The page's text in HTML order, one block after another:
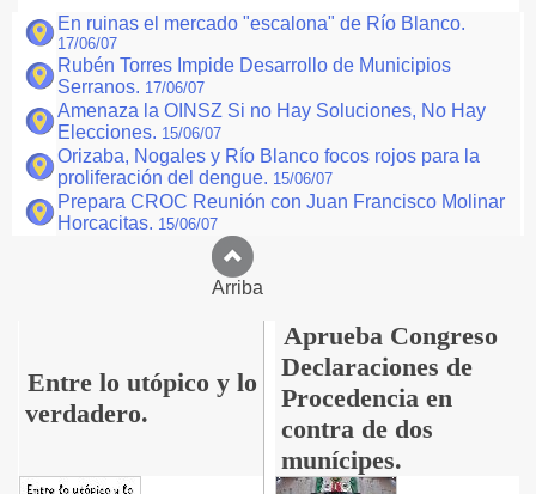
En ruinas el mercado "escalona" de Río Blanco.
17/06/07
Rubén Torres Impide Desarrollo de Municipios
Serranos. 17/06/07
Amenaza la OINSZ Si no Hay Soluciones, No Hay
Elecciones. 15/06/07
Orizaba, Nogales y Río Blanco focos rojos para la
proliferación del dengue. 15/06/07
Prepara CROC Reunión con Juan Francisco Molinar
Horcacitas. 15/06/07
Arriba
Entre lo utópico y lo
verdadero.
Aprueba Congreso
Declaraciones de
Procedencia en
contra de dos
munícipes.